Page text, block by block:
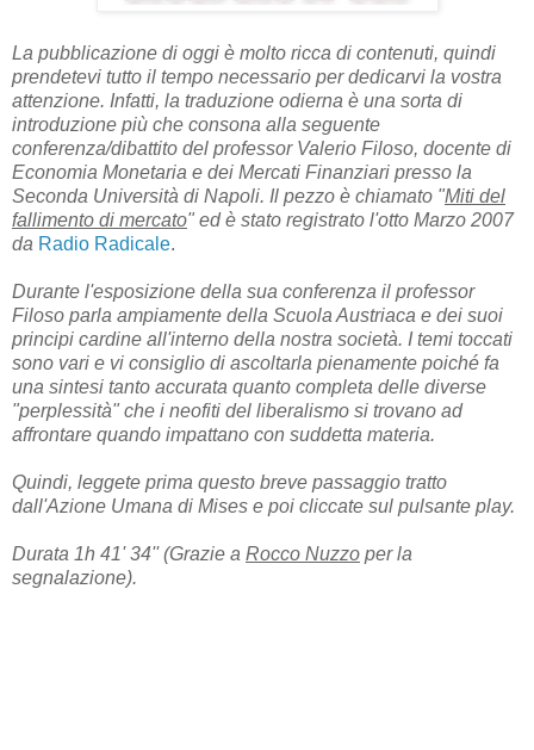
La pubblicazione di oggi è molto ricca di contenuti, quindi
prendetevi tutto il tempo necessario per dedicarvi la vostra
attenzione. Infatti, la traduzione odierna è una sorta di
introduzione più che consona alla seguente
conferenza/dibattito del professor Valerio Filoso, docente di
Economia Monetaria e dei Mercati Finanziari presso la
Seconda Università di Napoli. Il pezzo è chiamato "Miti del
fallimento di mercato" ed è stato registrato l'otto Marzo 2007
da Radio Radicale.
Durante l'esposizione della sua conferenza il professor
Filoso parla ampiamente della Scuola Austriaca e dei suoi
principi cardine all'interno della nostra società. I temi toccati
sono vari e vi consiglio di ascoltarla pienamente poiché fa
una sintesi tanto accurata quanto completa delle diverse
"perplessità" che i neofiti del liberalismo si trovano ad
affrontare quando impattano con suddetta materia.
Quindi, leggete prima questo breve passaggio tratto
dall'Azione Umana di Mises e poi cliccate sul pulsante play.
Durata 1h 41' 34'' (Grazie a Rocco Nuzzo per la
segnalazione).